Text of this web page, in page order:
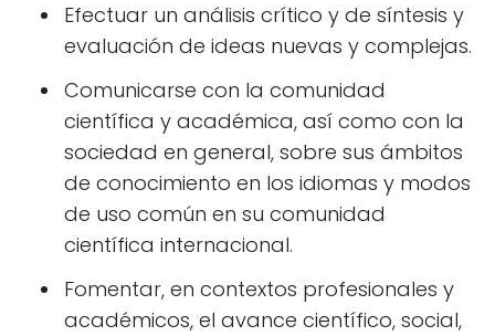
Efectuar un análisis crítico y de síntesis y
evaluación de ideas nuevas y complejas.
Comunicarse con la comunidad
científica y académica, así como con la
sociedad en general, sobre sus ámbitos
de conocimiento en los idiomas y modos
de uso común en su comunidad
científica internacional.
Fomentar, en contextos profesionales y
académicos, el avance científico, social,